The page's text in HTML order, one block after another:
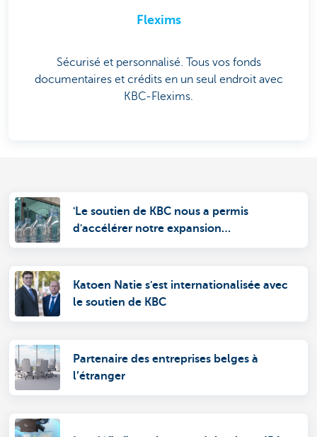
Flexims
Sécurisé et personnalisé. Tous vos fonds
documentaires et crédits en un seul endroit avec
KBC-Flexims.
'Le soutien de KBC nous a permis
d'accélérer notre expansion
Katoen Natie s'est internationalisée avec
le soutien de KBC
Partenaire des entreprises belges à
l’étranger